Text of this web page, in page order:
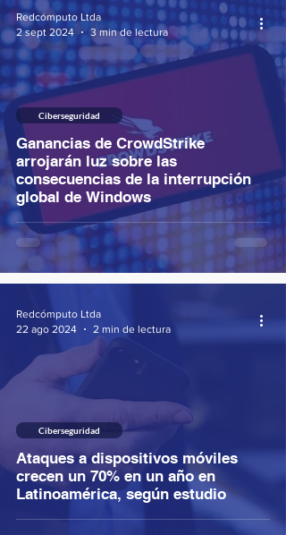
Ganancias de CrowdStrike
arrojarán luz sobre las
consecuencias de la interrupción
global de Windows
Ciberseguridad
Redcómputo Ltda
2 sept 2024
3 min de lectura
Ataques a dispositivos móviles
crecen un 70% en un año en
Latinoamérica, según estudio
Ciberseguridad
Redcómputo Ltda
22 ago 2024
2 min de lectura